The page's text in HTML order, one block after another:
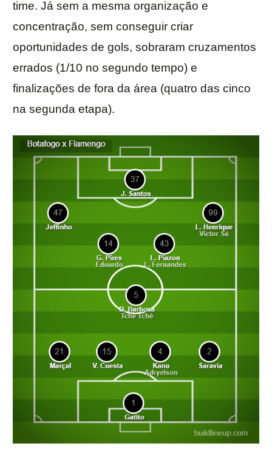
time. Já sem a mesma organização e
concentração, sem conseguir criar
oportunidades de gols, sobraram cruzamentos
errados (1/10 no segundo tempo) e
finalizações de fora da área (quatro das cinco
na segunda etapa).